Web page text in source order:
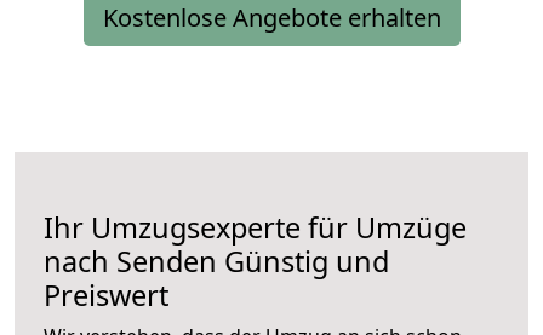
Kostenlose Angebote erhalten
Ihr Umzugsexperte für Umzüge
nach Senden Günstig und
Preiswert